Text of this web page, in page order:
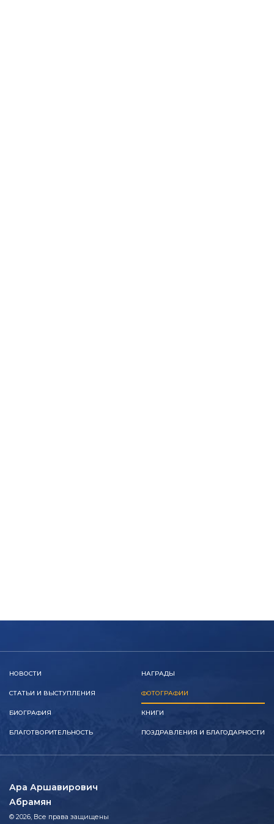
НОВОСТИ
СТАТЬИ И ВЫСТУПЛЕНИЯ
БИОГРАФИЯ
БЛАГОТВОРИТЕЛЬНОСТЬ
НАГРАДЫ
ФОТОГРАФИИ
КНИГИ
ПОЗДРАВЛЕНИЯ И БЛАГОДАРНОСТИ
Ара Аршавирович
Абрамян
© 2026, Все права защищены